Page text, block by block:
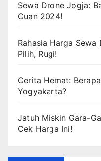
Sewa Drone Jogja:
Cuan 2024!
Rahasia Harga
Pilih, Rugi!
Cerita Hemat:
Yogyakarta?
Jatuh Miskin Gara-
Cek Harga Ini!